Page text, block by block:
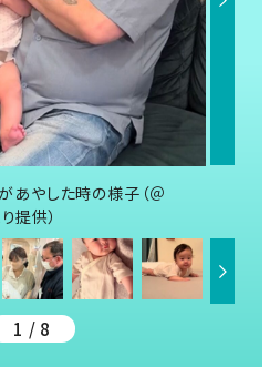
あやした時の様子（＠
提供）
1 / 8